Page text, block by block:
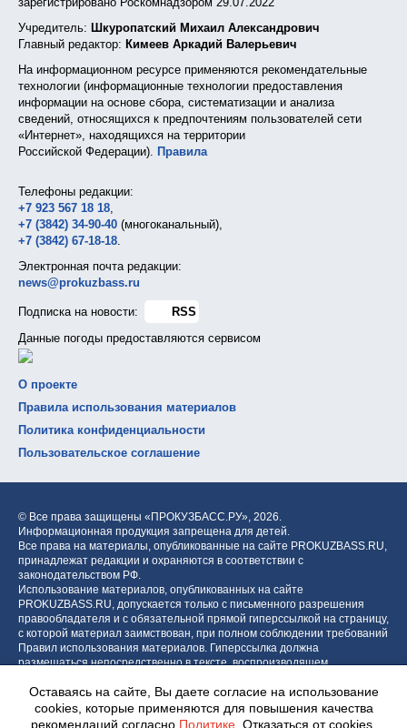
Учредитель: Шкуропатский Михаил Александрович
Главный редактор: Кимеев Аркадий Валерьевич
На информационном ресурсе применяются рекомендательные
технологии (информационные технологии предоставления
информации на основе сбора, систематизации и анализа
сведений, относящихся к предпочтениям пользователей сети
«Интернет», находящихся на территории
Российской Федерации). Правила
Телефоны редакции:
+7 923 567 18 18,
+7 (3842) 34-90-40 (многоканальный),
+7 (3842) 67-18-18.
Электронная почта редакции:
news@prokuzbass.ru
Подписка на новости:
RSS
Данные погоды предоставляются сервисом
О проекте
Правила использования материалов
Политика конфиденциальности
Пользовательское соглашение
© Все права защищены «ПРОКУЗБАСС.РУ», 2026.
Информационная продукция запрещена для детей.
Все права на материалы, опубликованные на сайте PROKUZBASS.RU,
принадлежат редакции и охраняются в соответствии с
законодательством РФ.
Использование материалов, опубликованных на сайте
PROKUZBASS.RU, допускается только с письменного разрешения
правообладателя и с обязательной прямой гиперссылкой на страницу,
с которой материал заимствован, при полном соблюдении требований
Правил использования материалов. Гиперссылка должна
размещаться непосредственно в тексте, воспроизводящем
блока.
Оставаясь на сайте, Вы даете согласие на использование
cookies, которые применяются для повышения качества
рекомендаций согласно Политике . Отказаться от cookies,